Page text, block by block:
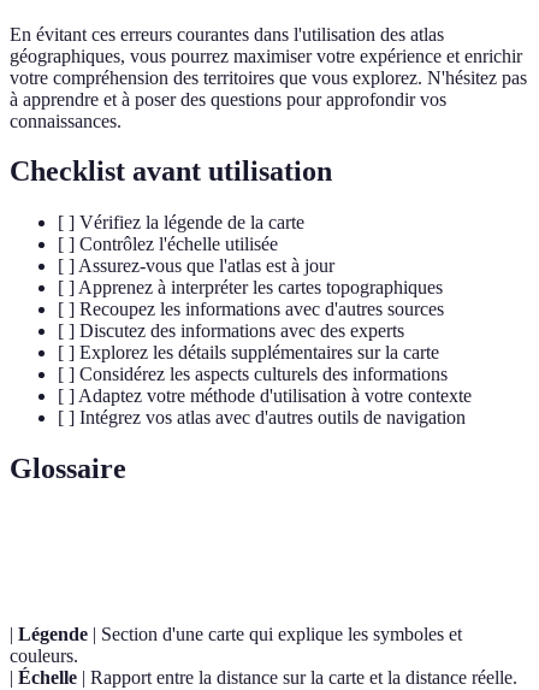
En évitant ces erreurs courantes dans l'utilisation des atlas
géographiques, vous pourrez maximiser votre expérience et enrichir
votre compréhension des territoires que vous explorez. N'hésitez pas
à apprendre et à poser des questions pour approfondir vos
connaissances.
Checklist avant utilisation
[ ] Vérifiez la légende de la carte
[ ] Contrôlez l'échelle utilisée
[ ] Assurez-vous que l'atlas est à jour
[ ] Apprenez à interpréter les cartes topographiques
[ ] Recoupez les informations avec d'autres sources
[ ] Discutez des informations avec des experts
[ ] Explorez les détails supplémentaires sur la carte
[ ] Considérez les aspects culturels des informations
[ ] Adaptez votre méthode d'utilisation à votre contexte
[ ] Intégrez vos atlas avec d'autres outils de navigation
Glossaire
| Légende | Section d'une carte qui explique les symboles et
couleurs.
| Échelle | Rapport entre la distance sur la carte et la distance réelle.